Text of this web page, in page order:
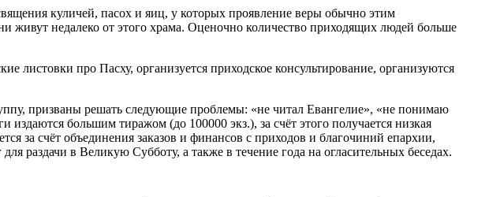
куличей, пасох и яиц, у которых проявление веры обычно этим
живут недалеко от этого храма. Оценочно количество приходящих людей больше
листовки про Пасху, организуется приходское консультирование, организуются
призваны решать следующие проблемы: «не читал Евангелие», «не понимаю
большим тиражом (до 100000 экз.), за счёт этого получается низкая
за счёт объединения заказов и финансов с приходов и благочиний епархии,
раздачи в Великую Субботу, а также в течение года на огласительных беседах.